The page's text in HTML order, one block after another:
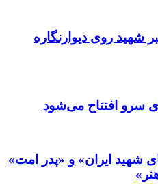
شهید روی دیوارنگاره
سرو افتتاح می‌شود
شهید ایران» و «پدر امت»